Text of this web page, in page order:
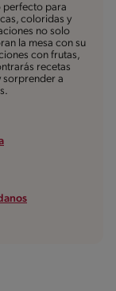
perfecto para
coloridas y
no solo
la mesa con su
con frutas,
recetas
sorprender a